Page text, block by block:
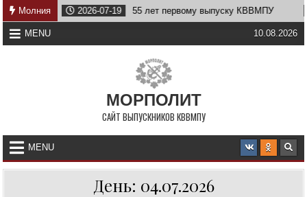
Skip
to
content
Молния 2026-07-19 55 лет первому выпуску КВВМПУ
MENU 10.08.2026
МОРПОЛИТ
САЙТ ВЫПУСКНИКОВ КВВМПУ
MENU
День: 04.07.2026